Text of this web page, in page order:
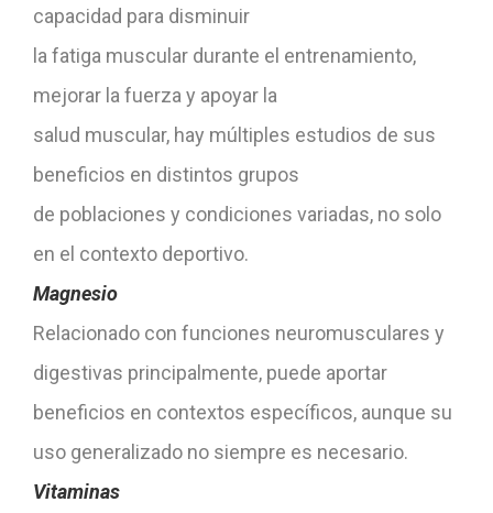
capacidad para disminuir
la fatiga muscular durante el entrenamiento,
mejorar la fuerza y apoyar la
salud muscular, hay múltiples estudios de sus
beneficios en distintos grupos
de poblaciones y condiciones variadas, no solo
en el contexto deportivo.
Magnesio
Relacionado con funciones neuromusculares y
digestivas principalmente, puede aportar
beneficios en contextos específicos, aunque su
uso generalizado no siempre es necesario.
Vitaminas